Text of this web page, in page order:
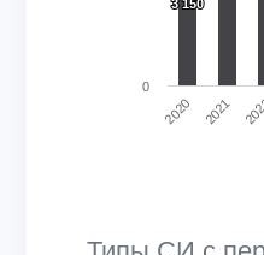
3 150
3 150
2020 2021
0